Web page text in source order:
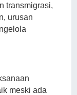
transmigrasi,
urusan
meski ada